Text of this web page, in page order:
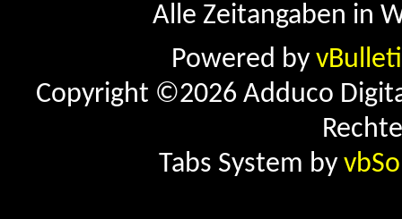
Alle Zeitangaben in
Powered by
Copyright ©2026 Adduco
Tabs System by